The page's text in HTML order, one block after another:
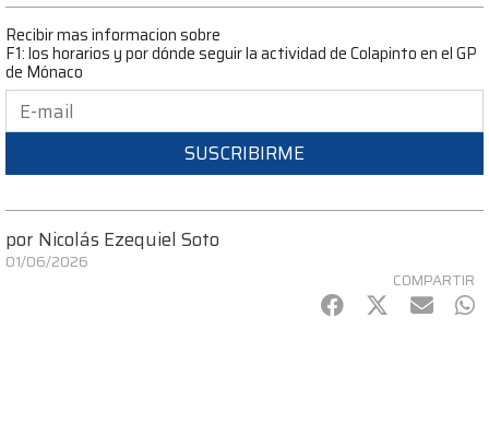
Recibir mas informacion sobre
F1: los horarios y por dónde seguir la actividad de Colapinto en el GP
de Mónaco
SUSCRIBIRME
por Nicolás Ezequiel Soto
01/06/2026
COMPARTIR
Facebook
Twitter
mail